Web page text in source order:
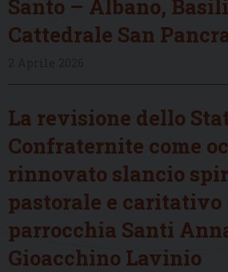
Santo – Albano,
Cattedrale San
La revisione dello
Confraternite come
rinnovato slancio
pastorale e caritativo
parrocchia Santi
Gioacchino Lavinio